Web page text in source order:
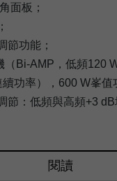
面板；
節功能；
（Bi-AMP，低頻120
功率），600 W峯值
節：低頻與高頻+3 dB
閱讀